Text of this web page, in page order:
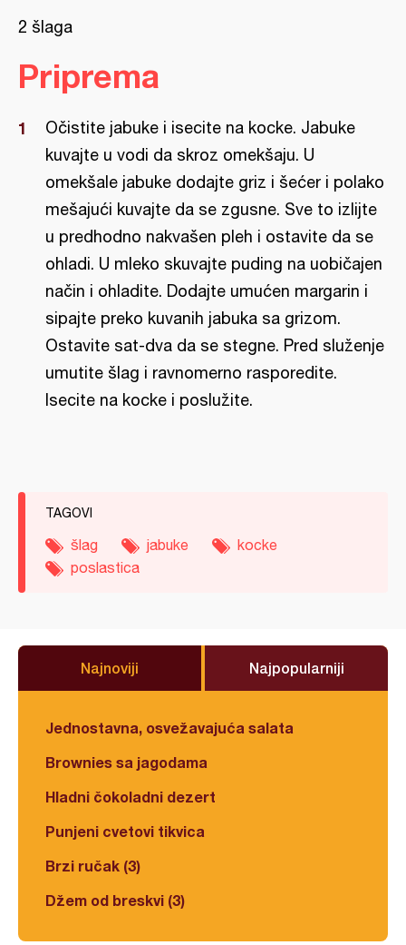
2 šlaga
Priprema
Očistite jabuke i isecite na kocke. Jabuke
kuvajte u vodi da skroz omekšaju. U
omekšale jabuke dodajte griz i šećer i polako
mešajući kuvajte da se zgusne. Sve to izlijte
u predhodno nakvašen pleh i ostavite da se
ohladi. U mleko skuvajte puding na uobičajen
način i ohladite. Dodajte umućen margarin i
sipajte preko kuvanih jabuka sa grizom.
Ostavite sat-dva da se stegne. Pred služenje
umutite šlag i ravnomerno rasporedite.
Isecite na kocke i poslužite.
TAGOVI
šlag jabuke
kocke
poslastica
Najnoviji Najpopularniji
Jednostavna, osvežavajuća salata
Brownies sa jagodama
Hladni čokoladni dezert
Punjeni cvetovi tikvica
Brzi ručak (3)
Džem od breskvi (3)